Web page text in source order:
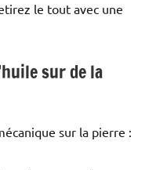
le tout avec une
sur de la
sur la pierre :